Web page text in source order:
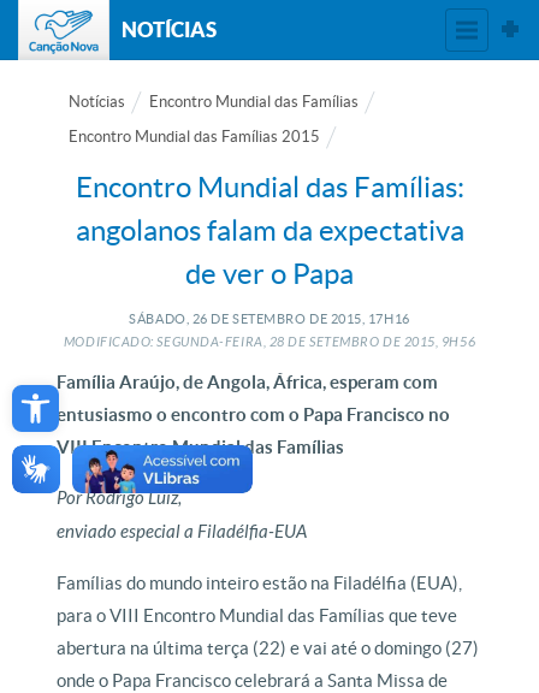
Open toolbar
NOTÍCIAS
Notícias
Encontro Mundial das Famílias
Encontro Mundial das Famílias 2015
Encontro Mundial das Famílias:
angolanos falam da expectativa
de ver o Papa
SÁBADO, 26 DE SETEMBRO DE 2015, 17H16
MODIFICADO: SEGUNDA-FEIRA, 28 DESETEMBRO DE 2015, 9H56
Família Araújo, de Angola, África, esperam com
entusiasmo o encontro com o Papa Francisco no
VIII Encontro Mundial das Famílias
Por Rodrigo Luiz,
enviado especial a Filadélfia-EUA
Famílias do mundo inteiro estão na Filadélfia (EUA),
para o VIII Encontro Mundial das Famílias que teve
abertura na última terça (22) e vai até o domingo (27)
onde o Papa Francisco celebrará a Santa Missa de